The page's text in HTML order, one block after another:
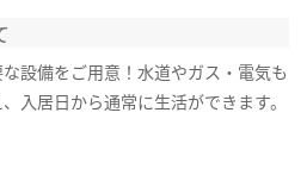
設備をご用意！水道やガス・電気も
入居日から通常に生活ができます。